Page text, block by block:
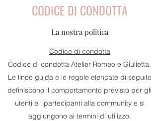
CODICE DI CONDOTTA
La nostra politica
Codice di condotta
Codice di condotta Atelier Romeo e Giulietta.
Le linee guida e le regole elencate di seguito
definiscono il comportamento previsto per gli
utenti e i partecipanti alla community e si
aggiungono ai termini di utilizzo.